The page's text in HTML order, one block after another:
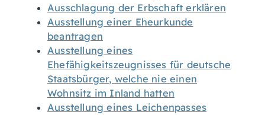
Ausschlagung der Erbschaft erklären
Ausstellung einer Eheurkunde
beantragen
Ausstellung eines
Ehefähigkeitszeugnisses für deutsche
Staatsbürger, welche nie einen
Wohnsitz im Inland hatten
Ausstellung eines Leichenpasses